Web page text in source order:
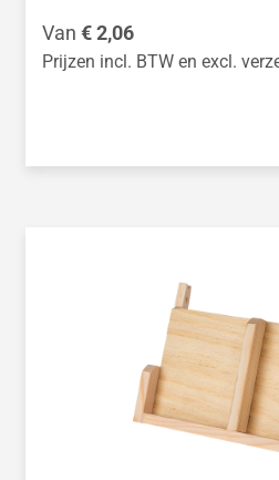
Normale prijs:
Van € 2,06
Prijzen incl. BTW en excl.